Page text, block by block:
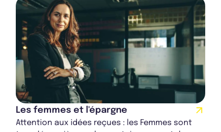
Les femmes et l'épargne
Attention aux idées reçues : les Femmes sont